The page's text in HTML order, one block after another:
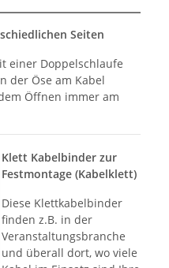
Seiten
einer Doppelschlaufe
der Öse am Kabel
Öffnen immer am
Klett Kabelbinder zur
Festmontage (Kabelklett)
Diese Klettkabelbinder
finden z.B. in der
Veranstaltungsbranche
und überall dort, wo viele